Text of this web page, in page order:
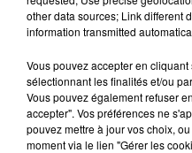
Cela fait déjà une
nucléaire ardennaise
justifiée par la
présente.
TITRES DIFFUSÉS
13h39
13h39
other data sources; Link different
information transmitted
Vous pouvez accepter en
sélectionnant les finalités et/ou
Vous pouvez également refuser
accepter". Vos préférences ne
pouvez mettre à jour vos choix,
moment via le lien "Gérer les